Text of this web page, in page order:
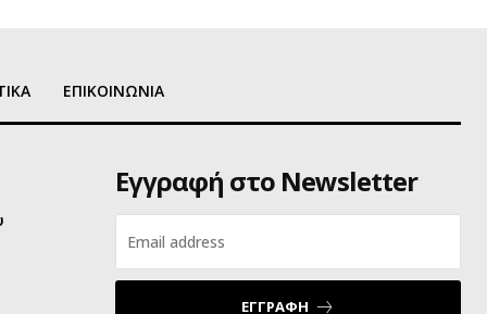
ΕΠΙΚΟΙΝΩΝΙΑ
Εγγραφή στο Newsletter
ΕΓΓΡΑΦΗ